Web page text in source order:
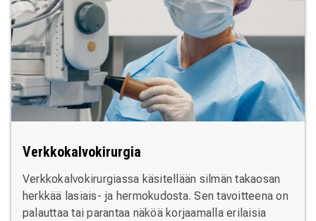
Verkkokalvokirurgia
Verkkokalvokirurgiassa käsitellään silmän takaosan
herkkää lasiais- ja hermokudosta. Sen tavoitteena on
palauttaa tai parantaa näköä korjaamalla erilaisia